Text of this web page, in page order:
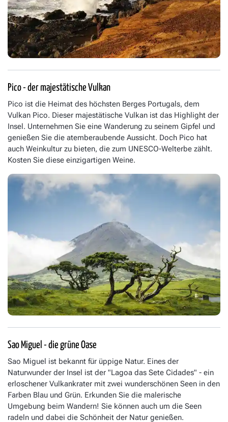
Pico - der majestätische Vulkan
Pico ist die Heimat des höchsten Berges Portugals, dem
Vulkan Pico. Dieser majestätische Vulkan ist das Highlight der
Insel. Unternehmen Sie eine Wanderung zu seinem Gipfel und
genießen Sie die atemberaubende Aussicht. Doch Pico hat
auch Weinkultur zu bieten, die zum UNESCO-Welterbe zählt.
Kosten Sie diese einzigartigen Weine.
Sao Miguel - die grüne Oase
Sao Miguel ist bekannt für üppige Natur. Eines der
Naturwunder der Insel ist der "Lagoa das Sete Cidades" - ein
erloschener Vulkankrater mit zwei wunderschönen Seen in den
Farben Blau und Grün. Erkunden Sie die malerische
Umgebung beim Wandern! Sie können auch um die Seen
radeln und dabei die Schönheit der Natur genießen.